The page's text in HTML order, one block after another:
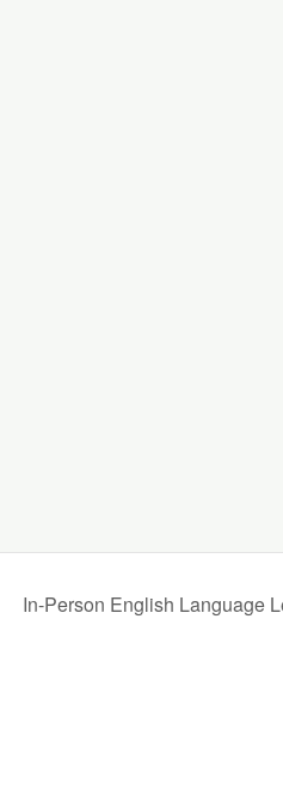
In-Person English Language